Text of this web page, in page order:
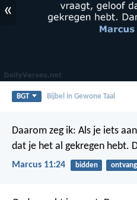
«
BGT Bijbel in Gewone Taal
Daarom zeg ik: Als je iets
dat je het al gekregen hebt.
Marcus 11:24 bidden